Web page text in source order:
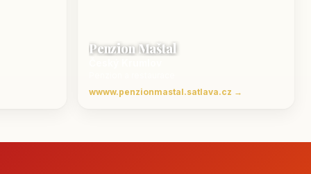
Penzion Maštal
wwww.penzionmastal.satlava.cz →